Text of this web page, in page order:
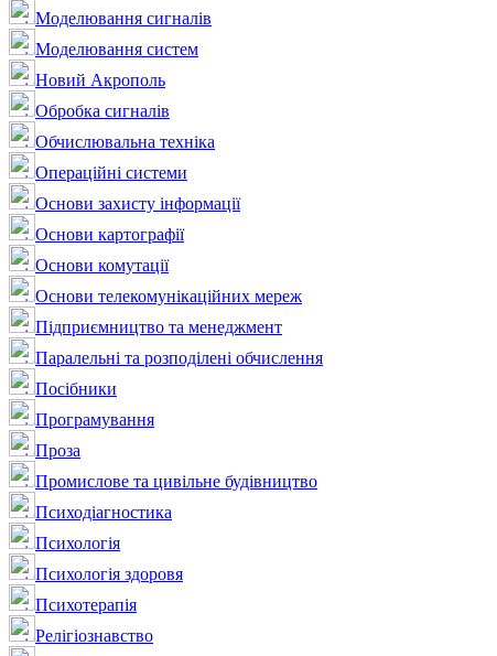
Моделювання сигналів
Моделювання систем
Новий Акрополь
Обробка сигналів
Обчислювальна техніка
Операційні системи
Основи захисту інформації
Основи картографії
Основи комутації
Основи телекомунікаційних мереж
Підприємництво та менеджмент
Паралельні та розподілені обчислення
Посібники
Програмування
Проза
Промислове та цивільне будівництво
Психодіагностика
Психологія
Психологія здоровя
Психотерапія
Релігіознавство